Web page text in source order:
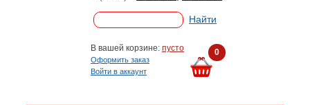
В вашей корзине: пусто
Оформить заказ
Войти в аккаунт
0